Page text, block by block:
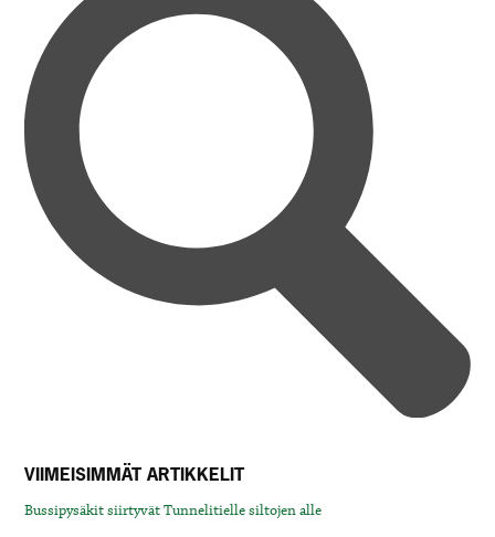
VIIMEISIMMÄT ARTIKKELIT
Bussipysäkit siirtyvät Tunnelitielle siltojen alle